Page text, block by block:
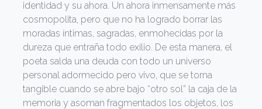
identidad y su ahora. Un ahora inmensamente más
cosmopolita, pero que no ha logrado borrar las
moradas íntimas, sagradas, enmohecidas por la
dureza que entraña todo exilio. De esta manera, el
poeta salda una deuda con todo un universo
personal adormecido pero vivo, que se torna
tangible cuando se abre bajo “otro sol” la caja de la
memoria y asoman fragmentados los objetos, los